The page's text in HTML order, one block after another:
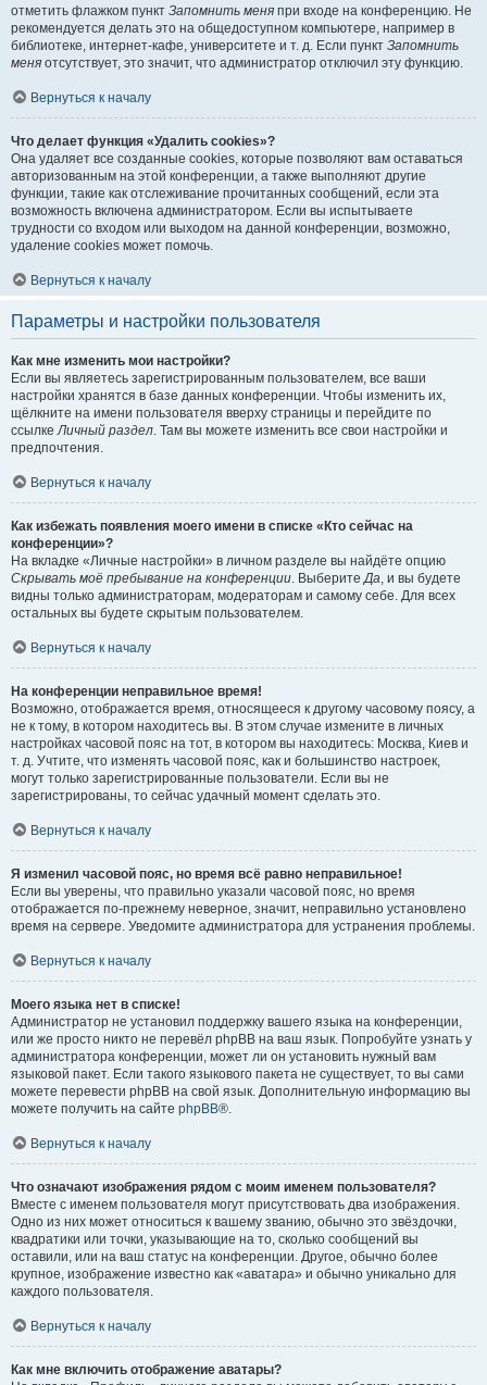
отметить флажком пункт Запомнить меня при входе на конференцию. Не
рекомендуется делать это на общедоступном компьютере, например в
библиотеке, интернет-кафе, университете и т. д. Если пункт Запомнить
меня отсутствует, это значит, что администратор отключил эту функцию.
Вернуться к началу
Что делает функция «Удалить cookies»?
Она удаляет все созданные cookies, которые позволяют вам оставаться
авторизованным на этой конференции, а также выполняют другие
функции, такие как отслеживание прочитанных сообщений, если эта
возможность включена администратором. Если вы испытываете
трудности со входом или выходом на данной конференции, возможно,
удаление cookies может помочь.
Вернуться к началу
Параметры и настройки пользователя
Как мне изменить мои настройки?
Если вы являетесь зарегистрированным пользователем, все ваши
настройки хранятся в базе данных конференции. Чтобы изменить их,
щёлкните на имени пользователя вверху страницы и перейдите по
ссылкеЛичный раздел. Там вы можете изменить все свои настройки и
предпочтения.
Вернуться к началу
Как избежать появления моего имени в списке «Кто сейчас на
конференции»?
На вкладке «Личные настройки» в личном разделе вы найдёте опцию
Скрывать моё пребывание на конференции. ВыберитеДа, и вы будете
видны только администраторам, модераторам и самому себе. Для всех
остальных вы будете скрытым пользователем.
Вернуться к началу
На конференции неправильное время!
Возможно, отображается время, относящееся к другому часовому поясу, а
не к тому, в котором находитесь вы. В этом случае измените в личных
настройках часовой пояс на тот, в котором вы находитесь: Москва, Киев и
т. д. Учтите, что изменять часовой пояс, как и большинство настроек,
могут только зарегистрированные пользователи. Если вы не
зарегистрированы, то сейчас удачный момент сделать это.
Вернуться к началу
Я изменил часовой пояс, но время всё равно неправильное!
Если вы уверены, что правильно указали часовой пояс, но время
отображается по-прежнему неверное, значит, неправильно установлено
время на сервере. Уведомите администратора для устранения проблемы.
Вернуться к началу
Моего языка нет в списке!
Администратор не установил поддержку вашего языка на конференции,
или же просто никто не перевёл phpBB на ваш язык. Попробуйте узнать у
администратора конференции, может ли он установить нужный вам
языковой пакет. Если такого языкового пакета не существует, то вы сами
можете перевести phpBB на свой язык. Дополнительную информацию вы
можете получить на сайте phpBB®.
Вернуться к началу
Что означают изображения рядом с моим именем пользователя?
Вместе с именем пользователя могут присутствовать два изображения.
Одно из них может относиться к вашему званию, обычно это звёздочки,
квадратики или точки, указывающие на то, сколько сообщений вы
оставили, или на ваш статус на конференции. Другое, обычно более
крупное, изображение известно как «аватара» и обычно уникально для
каждого пользователя.
Вернуться к началу
Как мне включить отображение аватары?